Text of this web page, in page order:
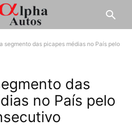
segmento das picapes médias no País pelo
das
no País pelo